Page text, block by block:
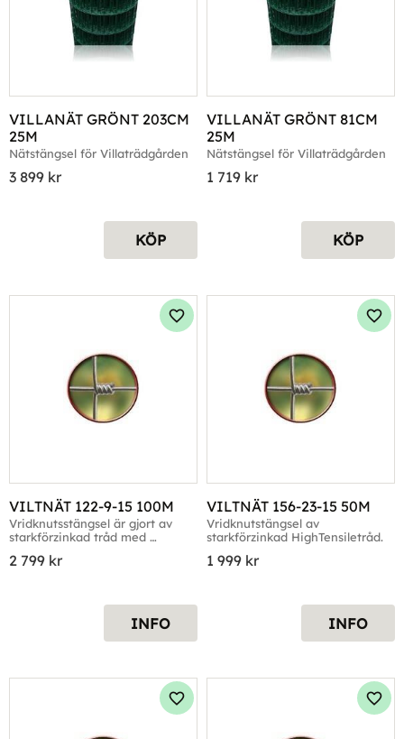
VILLANÄT GRÖNT 203CM
25M
Nätstängsel för Villaträdgården
3 899 kr
KÖP
VILLANÄT GRÖNT 81CM
25M
Nätstängsel för Villaträdgården
1 719 kr
KÖP
VILTNÄT 122-9-15 100M
Vridknutsstängsel är gjort av
starkförzinkad tråd med
2 799 kr
Lägg till i favoriter
INFO
VILTNÄT 156-23-15 50M
Vridknutstängsel av
starkförzinkad HighTensiletråd.
1 999 kr
INFO
Lägg till i favoriter